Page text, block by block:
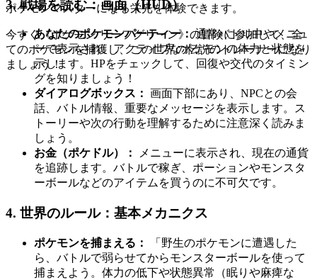
ポケモンマスターになる栄光を体験できます。
今すぐ《ポケモン リーフグリーン》の冒険に参加して、全
てのポケモンを捕獲し、この世界の伝説のトレーナーになり
ましょう！
3. 戦場を読む：画面（HUD）
あなたのポケモンパーティー：通常バトル中やメニュ
ーで表示され、アクティブなポケモンの体力と状態を
示します。HPをチェックして、回復や交代のタイミン
グを知りましょう！
ダイアログボックス： 画面下部にあり、NPCとの会
話、バトル情報、重要なメッセージを表示します。ス
トーリーや次の行動を理解するために注意深く読みま
しょう。
お金（ポケドル）：
メニューに表示され、現在の通貨
を追跡します。バトルで稼ぎ、ポーションやモンスタ
ーボールなどのアイテムを買うのに不可欠です。
4. 世界のルール：基本メカニクス
ポケモンを捕まえる：
「野生のポケモンに遭遇した
ら、バトルで弱らせてからモンスターボールを使って
捕まえよう。体力の低下や状態異常（眠りや麻痺な